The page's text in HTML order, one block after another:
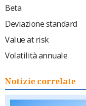
Beta
Deviazione standard
Value at risk
Volatilità annuale
Notizie correlate